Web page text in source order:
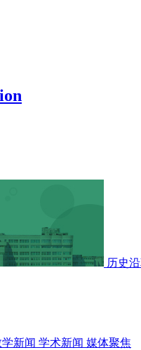
历史
新闻 学术新闻 媒体聚焦